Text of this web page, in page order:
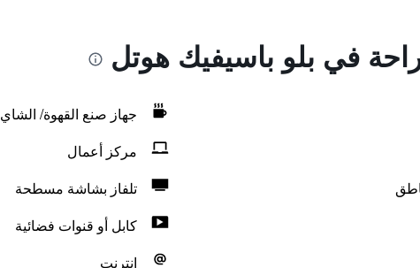
في بلو باسيفيك هوتل
جهاز صنع القهوة/ الشاي
مركز أعمال
تلفاز بشاشة مسطحة
كابل أو قنوات فضائية
انترنت